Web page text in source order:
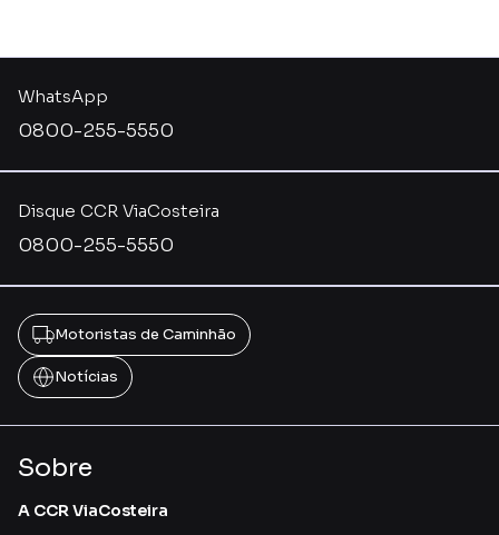
Disque CCR ViaCosteira
0800-255-5550
WhatsApp
0800-255-5550
Motoristas de Caminhão
Notícias
Sobre
A CCR ViaCosteira